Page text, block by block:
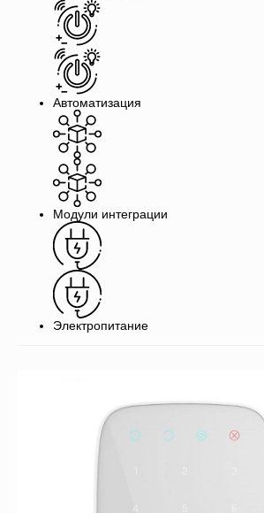
Автоматизация
Модули интеграции
Электропитание